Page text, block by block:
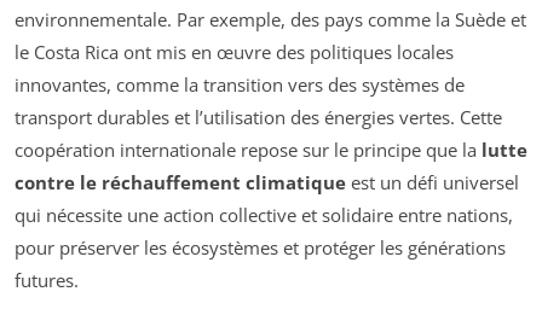
environnementale. Par exemple, des pays comme la Suède et
le Costa Rica ont mis en œuvre des politiques locales
innovantes, comme la transition vers des systèmes de
transport durables et l’utilisation des énergies vertes. Cette
coopération internationale repose sur le principe que la lutte
contre le réchauffement climatique est un défi universel
qui nécessite une action collective et solidaire entre nations,
pour préserver les écosystèmes et protéger les générations
futures.